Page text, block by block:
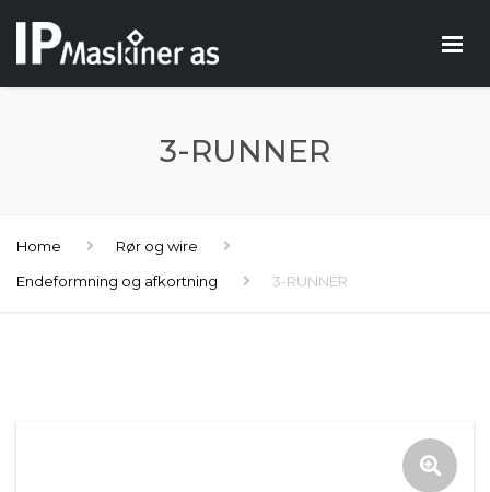
3-RUNNER
Home
Rør og wire
Endeformning og afkortning
3-RUNNER